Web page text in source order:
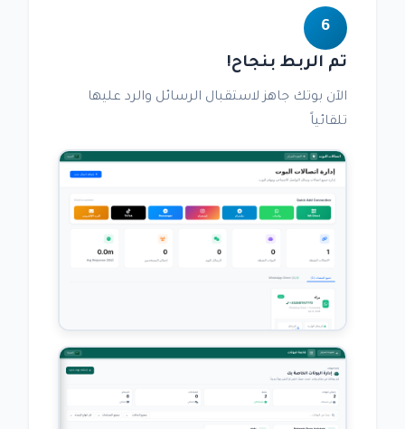
6
تم الربط بنجاح!
الآن بوتك جاهز لاستقبال الرسائل والرد عليها
تلقائياً